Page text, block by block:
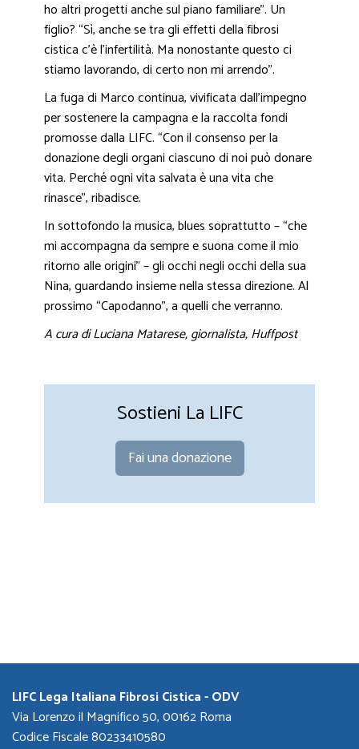
ho altri progetti anche sul piano familiare”. Un
figlio? “Sì, anche se tra gli effetti della fibrosi
cistica c’è l’infertilità. Ma nonostante questo ci
stiamo lavorando, di certo non mi arrendo”.
La fuga di Marco continua, vivificata dall’impegno
per sostenere la campagna e la raccolta fondi
promosse dalla LIFC. “Con il consenso per la
donazione degli organi ciascuno di noi può donare
vita. Perché ogni vita salvata è una vita che
rinasce”, ribadisce.
In sottofondo la musica, blues soprattutto – “che
mi accompagna da sempre e suona come il mio
ritorno alle origini” – gli occhi negli occhi della sua
Nina, guardando insieme nella stessa direzione. Al
prossimo “Capodanno”, a quelli che verranno.
A cura di Luciana Matarese, giornalista, Huffpost
Sostieni La LIFC
Fai una donazione
LIFC Lega Italiana Fibrosi Cistica - ODV
Via Lorenzo il Magnifico 50, 00162 Roma
Codice Fiscale 80233410580